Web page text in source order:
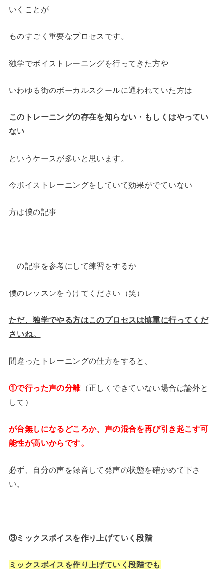
いくことが
ものすごく重要なプロセスです。
独学でボイストレーニングを行ってきた方や
いわゆる街のボーカルスクールに通われていた方は
このトレーニングの存在を知らない・もしくはやってい
ない
というケースが多いと思います。
今ボイストレーニングをしていて効果がでていない
方は僕の記事
の記事を参考にして練習をするか
僕のレッスンをうけてください（笑）
ただ、独学でやる方はこのプロセスは慎重に行ってくだ
さいね。
間違ったトレーニングの仕方をすると、
①で行った声の分離（正しくできていない場合は論外と
して）
が台無しになるどころか、声の混合を再び引き起こす可
能性が高いからです。
必ず、自分の声を録音して発声の状態を確かめて下さ
い。
③ミックスボイスを作り上げていく段階
ミックスボイスを作り上げていく段階でも